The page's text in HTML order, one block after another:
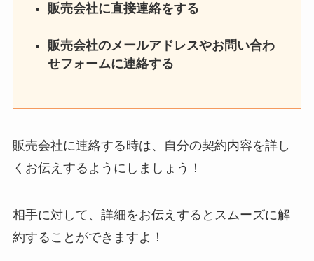
販売会社に直接連絡をする
販売会社のメールアドレスやお問い合わ
せフォームに連絡する
販売会社に連絡する時は、自分の契約内容を詳し
くお伝えするようにしましょう！
相手に対して、詳細をお伝えするとスムーズに解
約することができますよ！